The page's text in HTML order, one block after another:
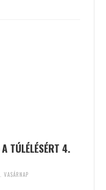
TÚLÉLÉSÉRT 4.